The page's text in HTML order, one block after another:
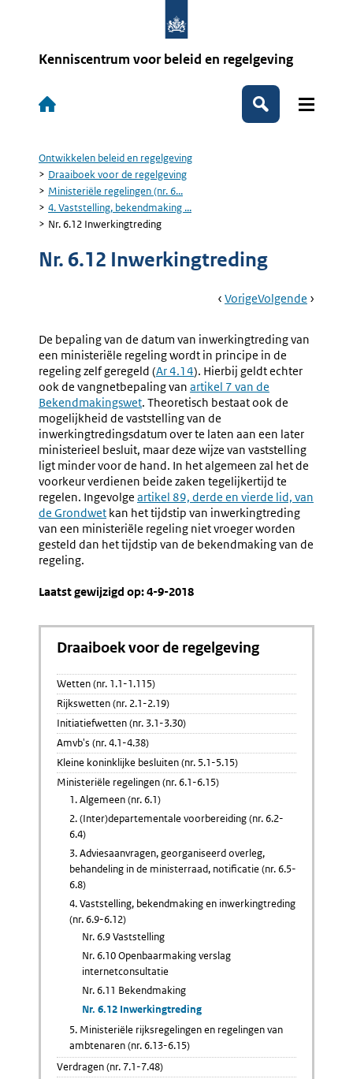
Kenniscentrum voor beleid en regelgeving
Hoofdnavigatie
Zoeken
Kruimelpad
Ontwikkelen beleid en regelgeving
Draaiboek voor de regelgeving
Ministeriële regelingen (nr. 6...
4. Vaststelling, bekendmaking ...
Nr. 6.12 Inwerkingtreding
Nr. 6.12 Inwerkingtreding
Book
Ga
VorigePagina:
Bekendmaking
Ga
Volgende Pagina:
De bepaling van de datum van inwerkingtreding van
een ministeriële regeling wordt in principe in de
regeling zelf geregeld (Ar 4.14). Hierbij geldt echter
ook de vangnetbepaling van Externe
link:
artikel 7 van de
Bekendmakingswet. Theoretisch bestaat ook de
mogelijkheid de vaststelling van de
inwerkingtredingsdatum over te laten aan een later
ministerieel besluit, maar deze wijze van vaststelling
ligt minder voor de hand. In het algemeen zal het de
voorkeur verdienen beide zaken tegelijkertijd te
regelen. Ingevolge Externe
link:
artikel 89, derde en vierde lid, van
de Grondwet kan het tijdstip van inwerkingtreding
van een ministeriële regeling niet vroeger worden
gesteld dan het tijdstip van de bekendmaking van de
regeling.
Laatst gewijzigd op: 4-9-2018
Draaiboek voor de regelgeving
Wetten (nr. 1.1-1.115)
Rijkswetten (nr. 2.1-2.19)
Initiatiefwetten (nr. 3.1-3.30)
Amvb's (nr. 4.1-4.38)
Kleine koninklijke besluiten (nr. 5.1-5.15)
Ministeriële regelingen (nr. 6.1-6.15)
1. Algemeen (nr. 6.1)
2. (Inter)departementale voorbereiding (nr. 6.2-
6.4)
3. Adviesaanvragen, georganiseerd overleg,
behandeling in de ministerraad, notificatie (nr. 6.5-
6.8)
4. Vaststelling, bekendmaking en inwerkingtreding
(nr. 6.9-6.12)
Nr. 6.9 Vaststelling
Nr. 6.10 Openbaarmaking verslag
internetconsultatie
Nr. 6.11 Bekendmaking
Nr. 6.12 Inwerkingtreding
5. Ministeriële rijksregelingen en regelingen van
ambtenaren (nr. 6.13-6.15)
Verdragen (nr. 7.1-7.48)